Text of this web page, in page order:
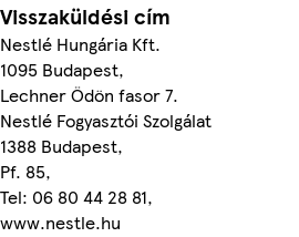
Visszaküldési cím
Nestlé Hungária Kft.
1095 Budapest,
Lechner Ödön fasor 7.
Nestlé Fogyasztói Szolgálat
1388 Budapest,
Pf. 85,
Tel: 06 80 44 28 81,
www.nestle.hu